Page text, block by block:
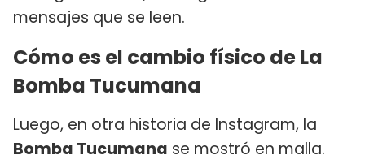
mensajes que se leen.
Cómo es el cambio físico de La
Bomba Tucumana
Luego, en otra historia de Instagram, la
Bomba Tucumana se mostró en malla.